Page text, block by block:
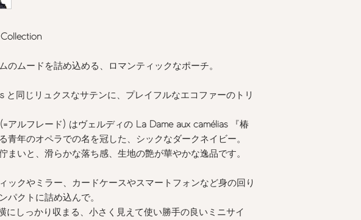
のムードを詰め込める、ロマンティックなポーチ。
と同じリュクスなサテンに、プレイフルなエコファーのトリ
アルフレード) はヴェルディの La Dame aux camélias
『椿
青年のオペラでの名を冠した、シックなダークネイビー。
まいと、滑らかな落ち感、生地の艶が華やかな逸品です。
ックやミラー、カードケースやスマートフォンなど身の回り
パクトに詰め込んで。
にしっかり収まる、小さく見えて使い勝手の良いミニサイ